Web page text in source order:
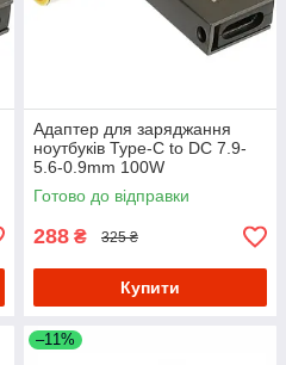
Адаптер для заряджання
ноутбуків Type-C to DC 7.9-
5.6-0.9mm 100W
Готово до відправки
288 ₴ 325 ₴
Купити
–11%